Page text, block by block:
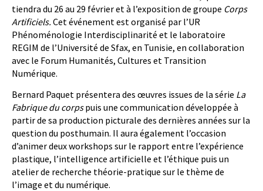
tiendra du 26 au 29 février et à l’exposition de groupe Corps
Artificiels. Cet événement est organisé par l’UR
Phénoménologie Interdisciplinarité et le laboratoire
REGIM de l’Université de Sfax, en Tunisie, en collaboration
avec le Forum Humanités, Cultures et Transition
Numérique.
Bernard Paquet présentera des œuvres issues de la série La
Fabrique du corpspuis une communication développée à
partir de sa production picturale des dernières années sur la
question du posthumain. Il aura également l’occasion
d’animer deux workshops sur le rapport entre l’expérience
plastique, l’intelligence artificielle et l’éthique puis un
atelier de recherche théorie-pratique sur le thème de
l’image et du numérique.